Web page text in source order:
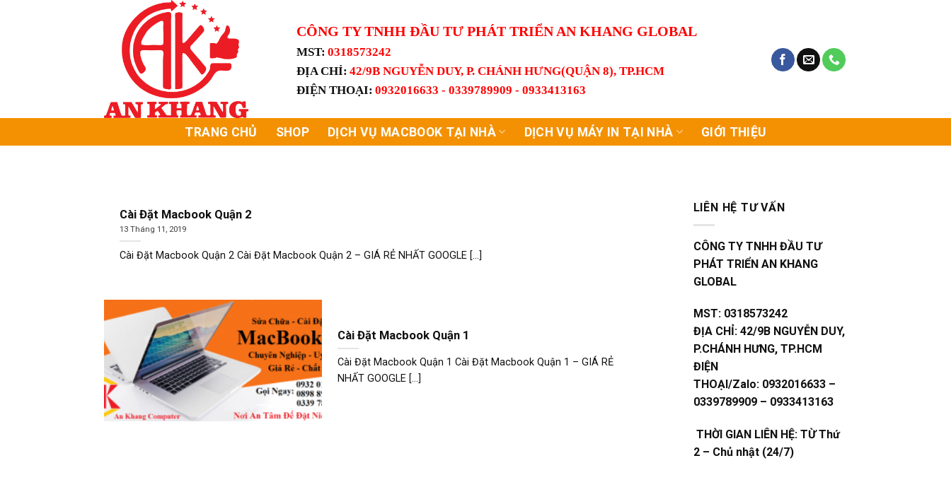
CÔNG TY TNHH ĐẦU TƯ PHÁT TRIỂN AN KHANG GLOBAL
MST: 0318573242
ĐỊA CHỈ: 42/9B NGUYỄN DUY, P. CHÁNH HƯNG(QUẬN 8), TP.HCM
ĐIỆN THOẠI: 0932016633 - 0339789909 - 0933413163
TRANG CHỦ SHOP DỊCH VỤ MACBOOK TẠI NHÀ DỊCH VỤ MÁY IN TẠI NHÀ GIỚI THIỆU
Cài Đặt Macbook Quận 2
13 Tháng 11, 2019
Cài Đặt Macbook Quận 2 Cài Đặt Macbook Quận 2 – GIÁ RẺ NHẤT GOOGLE [...]
Cài Đặt Macbook Quận 1
Cài Đặt Macbook Quận 1 Cài Đặt Macbook Quận 1 – GIÁ RẺ
NHẤT GOOGLE [...]
LIÊN HỆ TƯ VẤN
CÔNG TY TNHH ĐẦU TƯ
PHÁT TRIỂN AN KHANG
GLOBAL
MST: 0318573242
ĐỊA CHỈ: 42/9B NGUYỄN DUY,
P.CHÁNH HƯNG, TP.HCM
ĐIỆN
THOẠI/Zalo: 0932016633 –
0339789909 – 0933413163
THỜI GIAN LIÊN HỆ: TỪ Thứ
2 – Chủ nhật (24/7)